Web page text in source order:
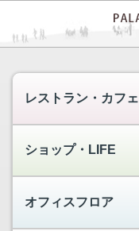
レストラン・カフェ
ショップ・LIFE
オフィスフロア